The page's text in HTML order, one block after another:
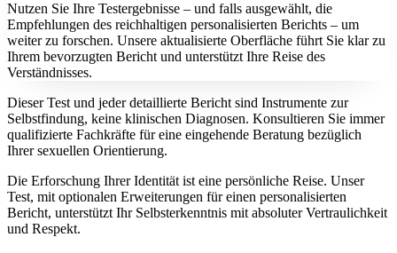
Nutzen Sie Ihre Testergebnisse – und falls ausgewählt, die
Empfehlungen des reichhaltigen personalisierten Berichts – um
weiter zu forschen. Unsere aktualisierte Oberfläche führt Sie klar zu
Ihrem bevorzugten Bericht und unterstützt Ihre Reise des
Verständnisses.
Dieser Test und jeder detaillierte Bericht sind Instrumente zur
Selbstfindung, keine klinischen Diagnosen. Konsultieren Sie immer
qualifizierte Fachkräfte für eine eingehende Beratung bezüglich
Ihrer sexuellen Orientierung.
Die Erforschung Ihrer Identität ist eine persönliche Reise. Unser
Test, mit optionalen Erweiterungen für einen personalisierten
Bericht, unterstützt Ihr Selbsterkenntnis mit absoluter Vertraulichkeit
und Respekt.